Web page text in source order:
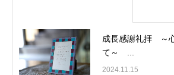
成長感謝礼拝 ～
て～ ...
2024.11.15